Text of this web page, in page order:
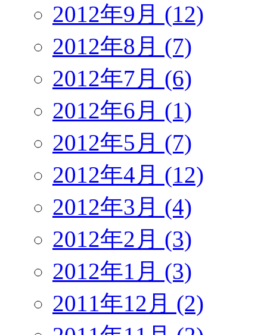
2012年9月 (12)
2012年8月 (7)
2012年7月 (6)
2012年6月 (1)
2012年5月 (7)
2012年4月 (12)
2012年3月 (4)
2012年2月 (3)
2012年1月 (3)
2011年12月 (2)